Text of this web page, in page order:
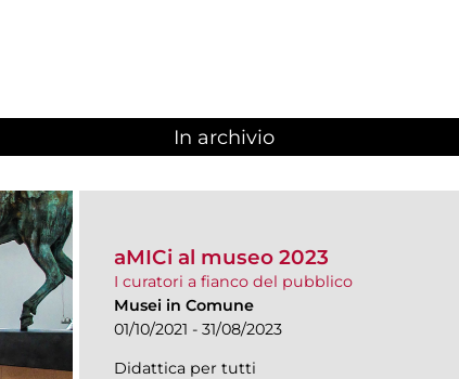
In archivio
aMICi al museo 2023
I curatori a fianco del pubblico
Musei in Comune
01/10/2021 - 31/08/2023
Didattica per tutti